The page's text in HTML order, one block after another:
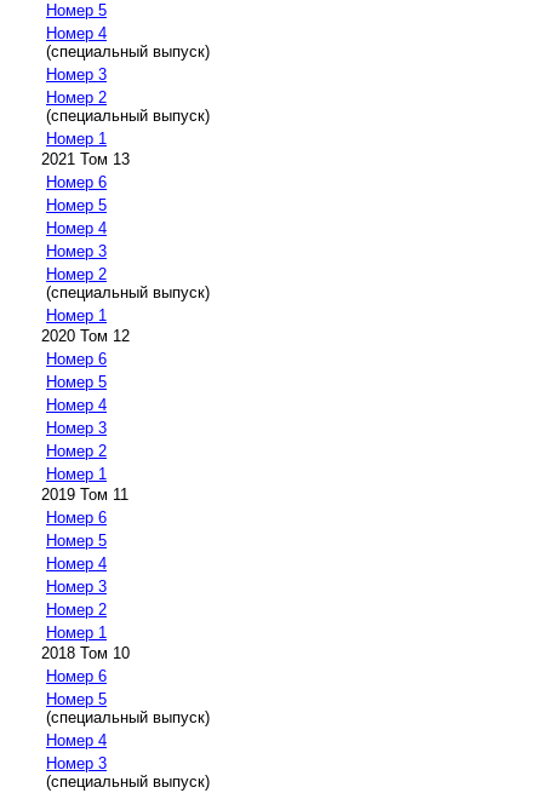
Номер 5
Номер 4
(специальный выпуск)
Номер 3
Номер 2
(специальный выпуск)
Номер 1
2021 Том 13
Номер 6
Номер 5
Номер 4
Номер 3
Номер 2
(специальный выпуск)
Номер 1
2020 Том 12
Номер 6
Номер 5
Номер 4
Номер 3
Номер 2
Номер 1
2019 Том 11
Номер 6
Номер 5
Номер 4
Номер 3
Номер 2
Номер 1
2018 Том 10
Номер 6
Номер 5
(специальный выпуск)
Номер 4
Номер 3
(специальный выпуск)